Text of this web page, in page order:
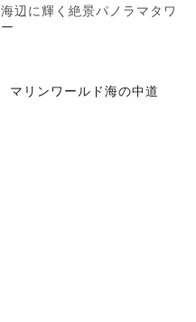
海辺に輝く絶景パノラマタワ
ー
マリンワールド海の中道